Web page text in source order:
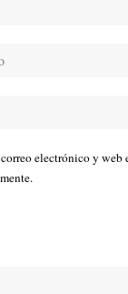
electrónico y web